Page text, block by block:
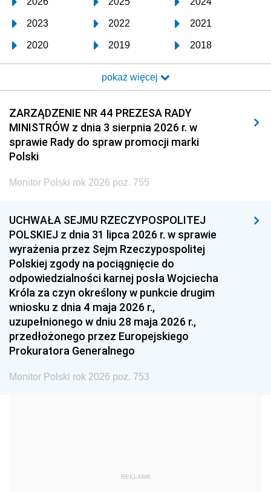
2023 2022 2021
2020 2019 2018
2017 2016 2015
2014 2013 2012
2011 2010 2009
2008 2007 2006
2005
1996 1995 1994
1993 1992 1991
1990 1989
1987 1986 1985
1984 1983
1981 1980 1979
1978 1977
1975 1974
1959
pokaż więcej
ZARZĄDZENIE NR 44 PREZESA RADY
MINISTRÓW z dnia 3 sierpnia 2026 r. w
sprawie Rady do spraw promocji marki
Polski
Monitor Polski rok 2026 poz. 755
UCHWAŁA SEJMU RZECZYPOSPOLITEJ
POLSKIEJ z dnia 31 lipca 2026 r. w sprawie
wyrażenia przez Sejm Rzeczypospolitej
Polskiej zgody na pociągnięcie do
odpowiedzialności karnej posła Wojciecha
Króla za czyn określony w punkcie drugim
wniosku z dnia 4 maja 2026 r.,
uzupełnionego w dniu 28 maja 2026 r.,
przedłożonego przez Europejskiego
Prokuratora Generalnego
Monitor Polski rok 2026 poz. 753
REKLAMA